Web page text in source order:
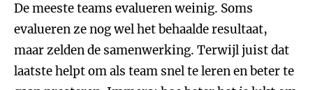
De meeste teams evalueren weinig. Soms
evalueren ze nog wel het behaalde resultaat,
maar zelden de samenwerking. Terwijl juist dat
laatste helpt om als team snel te leren en beter te